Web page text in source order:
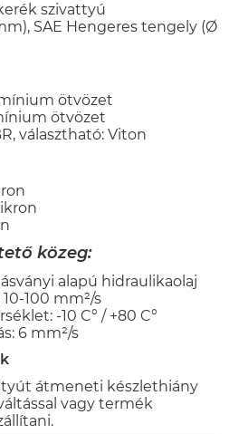
szivattyú
SAE Hengeres tengely (Ø
ötvözet
ötvözet
választható: Viton
közeg:
ásványi alapú hidraulikaolaj
100 mm²/s
-10 C° / +80 C°
6 mm²/s
átmeneti készlethiány
vagy termék